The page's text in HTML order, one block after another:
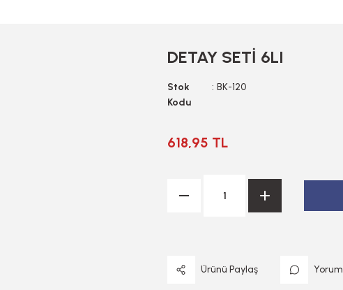
DETAY SETİ 6LI
Stok
Kodu
BK-120
618,95 TL
Ürünü Paylaş